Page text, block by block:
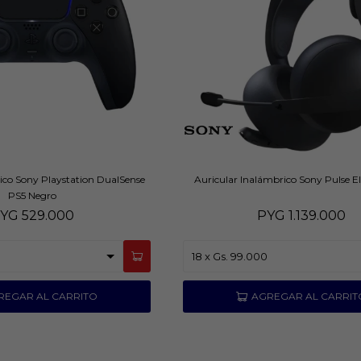
Sony Playstation DualSense
PS5 Negro
529.000
Auricular Inalámbrico Sony Pulse
PYG 1.139.000